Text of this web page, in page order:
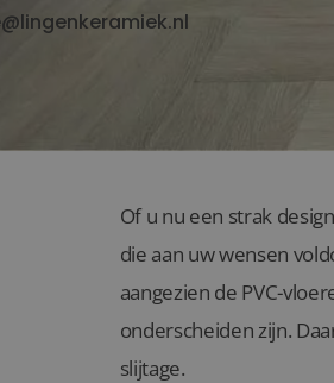
Of u nu een strak
die aan uw wensen
aangezien de PVC-
onderscheiden zijn.
slijtage.